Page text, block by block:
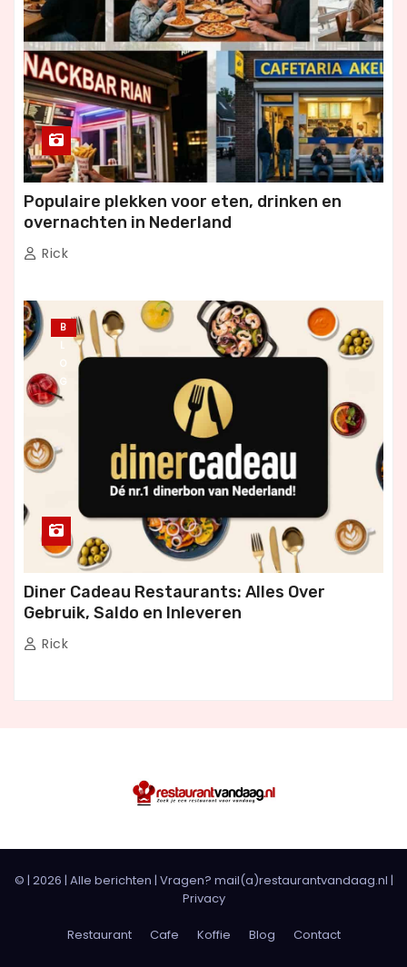
Populaire plekken voor eten, drinken en
overnachten in Nederland
Rick
B
L
O
G
Diner Cadeau Restaurants: Alles Over
Gebruik, Saldo en Inleveren
Rick
© | 2026 | Alle berichten | Vragen? mail(a)restaurantvandaag.nl |
Privacy
Restaurant Cafe Koffie Blog Contact